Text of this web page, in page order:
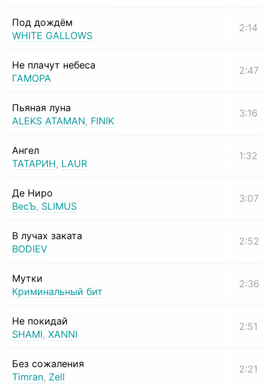
Под дождём
WHITE GALLOWS
2:14
Не плачут небеса
ГАМОРА
2:47
Пьяная луна
ALEKS ATAMAN, FINIK
3:16
Ангел
ТАТАРИН, LAUR
1:32
Де Ниро
ВесЪ, SLIMUS
3:07
В лучах заката
BODIEV
2:52
Мутки
Криминальный бит
2:36
Не покидай
SHAMI, XANNI
2:51
Без сожаления
Timran, Zell
2:21